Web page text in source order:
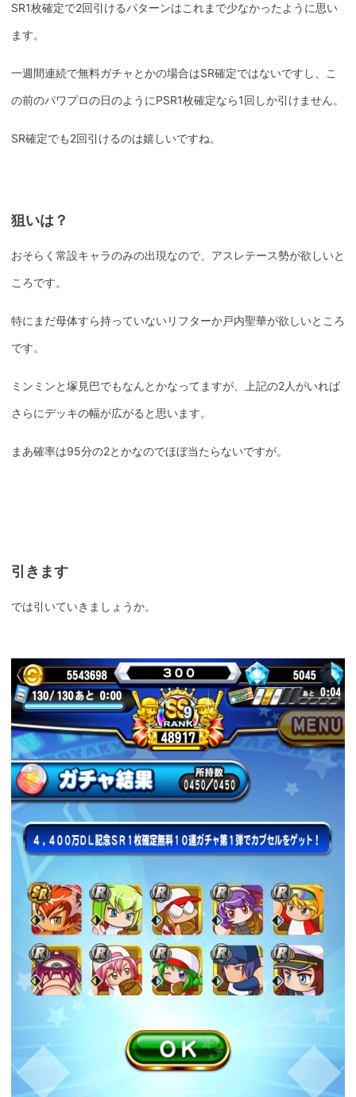
SR1枚確定で2回引けるパターンはこれまで少なかったように思い
ます。
一週間連続で無料ガチャとかの場合はSR確定ではないですし、こ
の前のパワプロの日のようにPSR1枚確定なら1回しか引けません。
SR確定でも2回引けるのは嬉しいですね。
狙いは？
おそらく常設キャラのみの出現なので、アスレテース勢が欲しいと
ころです。
特にまだ母体すら持っていないリフターか戸内聖華が欲しいところ
です。
ミンミンと塚見巴でもなんとかなってますが、上記の2人がいれば
さらにデッキの幅が広がると思います。
まあ確率は95分の2とかなのでほぼ当たらないですが。
引きます
では引いていきましょうか。